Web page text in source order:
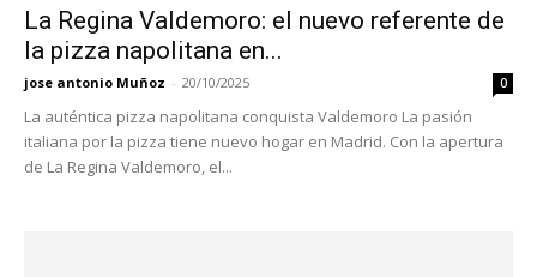
La Regina Valdemoro: el nuevo referente de
la pizza napolitana en...
jose antonio Muñoz - 20/10/2025 0
La auténtica pizza napolitana conquista Valdemoro La pasión
italiana por la pizza tiene nuevo hogar en Madrid. Con la apertura
de La Regina Valdemoro, el...